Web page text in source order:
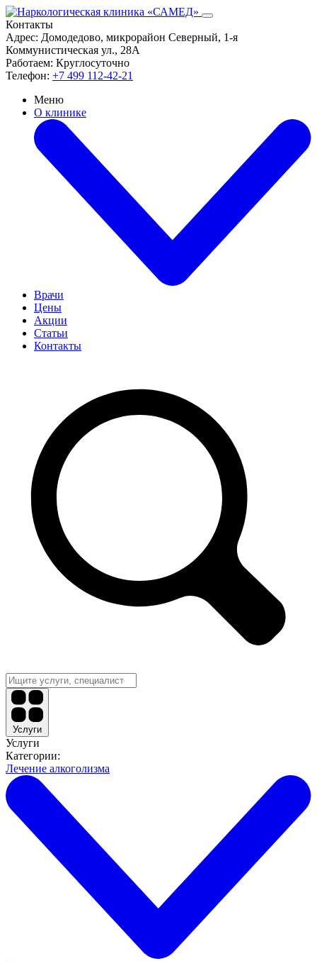
Контакты
Адрес: Домодедово, микрорайон Северный, 1-я
Коммунистическая ул., 28А
Работаем: Круглосуточно
Телефон: +7 499 112-42-21
Меню
О клинике
Врачи
Цены
Акции
Статьи
Контакты
Услуги
Услуги
Категории:
Лечение алкоголизма